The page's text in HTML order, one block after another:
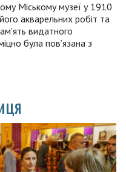
Міському музеї у 1910
акварельних робіт та
видатного
була пов’язана з